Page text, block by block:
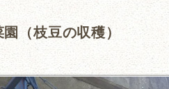
（枝豆の収穫）